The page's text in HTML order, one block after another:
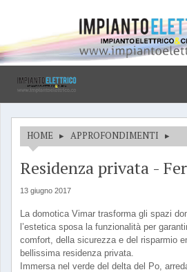
HOME ▸ APPROFONDIMENTI ▸
Residenza privata -
13 giugno 2017
La domotica Vimar trasforma gli spazi
l’estetica sposa la funzionalità per
comfort, della sicurezza e del risparmio
bellissima residenza privata.
Immersa nel verde del delta del Po,